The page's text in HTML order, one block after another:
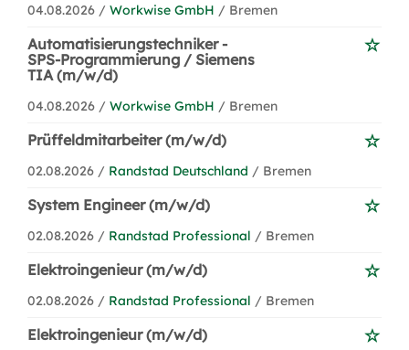
04.08.2026 / Workwise GmbH / Bremen
Automatisierungstechniker -
SPS-Programmierung / Siemens
TIA (m/w/d)
04.08.2026 / Workwise GmbH / Bremen
Prüffeldmitarbeiter (m/w/d)
02.08.2026 / Randstad Deutschland / Bremen
System Engineer (m/w/d)
02.08.2026 / Randstad Professional / Bremen
Elektroingenieur (m/w/d)
02.08.2026 / Randstad Professional / Bremen
Elektroingenieur (m/w/d)